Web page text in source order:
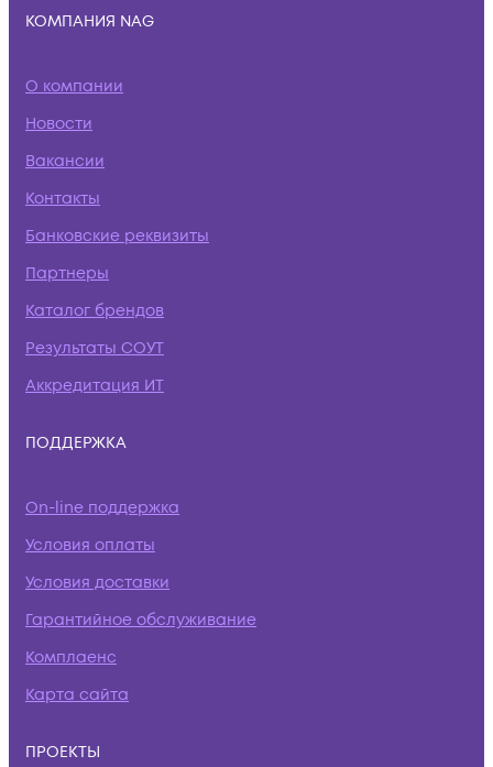
КОМПАНИЯ NAG
О компании
Новости
Вакансии
Контакты
Банковские реквизиты
Партнеры
Каталог брендов
Результаты СОУТ
Аккредитация ИТ
ПОДДЕРЖКА
On-line поддержка
Условия оплаты
Условия доставки
Гарантийное обслуживание
Комплаенс
Карта сайта
ПРОЕКТЫ